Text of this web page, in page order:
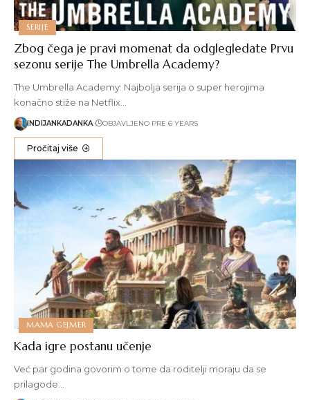
SERIJE
Zbog čega je pravi momenat da odglegledate Prvu
sezonu serije The Umbrella Academy?
The Umbrella Academy: Najbolja serija o super herojima
konačno stiže na Netflix…
INDIJANKADANKA OBJAVLJENO PRE 6 YEARS
Pročitaj više
MAMA GEJMER
Kada igre postanu učenje
Već par godina govorim o tome da roditelji moraju da se
prilagode…